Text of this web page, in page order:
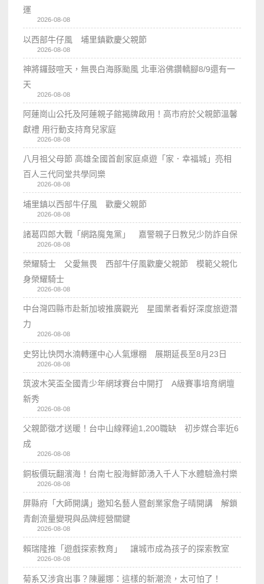
運
2026-08-08
以西部牛仔風 埔里鎮歡慶父親節
2026-08-08
神將鑼鼓喧天，無畏白海豚颱風 北車浴佛鑽轎腳8/9還有一
天
2026-08-08
阿蓮崗山公托及阿蓮親子館揭牌啟用！高市府於父親節溫馨
獻禮 用行動支持育兒家庭
2026-08-08
八月祖父母節 高雄全國首創家庭桌遊「家．幸福城」亮相
百人三代同堂共學同樂
2026-08-08
埔里鎮以西部牛仔風 歡慶父親節
2026-08-08
諸葛四郎大戰「網路魔鬼黨」 嘉警親子日教兒少防詐自保
2026-08-08
榮耀騎士 父愛無畏 西部牛仔風歡慶父親節 模範父親化
身榮耀騎士
2026-08-08
中台灣四縣市赴新加坡推廣觀光 星國業者看好深度旅遊潛
力
2026-08-08
史努比快閃水湳轉運中心人氣爆棚 展期延長至8月23日
2026-08-08
筑波木笑盃全國青少年網球賽台中開打 A級賽事培育網壇
新秀
2026-08-08
父親節徵才送暖！台中山線釋逾1,200職缺 初步媒合率近6
成
2026-08-08
銅板價玩翻濱海！台南七股海鮮節湧入千人下水體驗漁村樂
2026-08-08
屏縣府「大師開講」邀知名藝人暨創業家詹子晴開講 解鎖
青創流量變現與品牌經營關鍵
2026-08-08
賴瑞隆推「遊戲探索教育」 讓城市成為孩子的探索教室
2026-08-08
菊系又涉貪出事？陳麗娜：這樣的新潮流，太可怕了！